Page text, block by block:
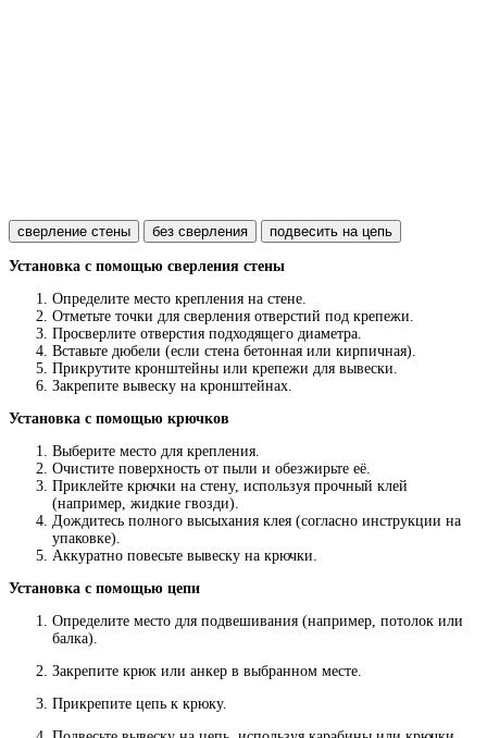
сверление стены без сверления подвесить на цепь
Установка с помощью сверления стены
Определите место крепления на стене.
Отметьте точки для сверления отверстий под крепежи.
Просверлите отверстия подходящего диаметра.
Вставьте дюбели (если стена бетонная или кирпичная).
Прикрутите кронштейны или крепежи для вывески.
Закрепите вывеску на кронштейнах.
Установка с помощью крючков
Выберите место для крепления.
Очистите поверхность от пыли и обезжирьте её.
Приклейте крючки на стену, используя прочный клей
(например, жидкие гвозди).
Дождитесь полного высыхания клея (согласно инструкции на
упаковке).
Аккуратно повесьте вывеску на крючки.
Установка с помощью цепи
Определите место для подвешивания (например, потолок или
балка).
Закрепите крюк или анкер в выбранном месте.
Прикрепите цепь к крюку.